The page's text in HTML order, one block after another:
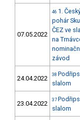
07.05.2022
46 1.
pohár
ČEZ ve
na
závod
24.04.2022 38
slalom
23.04.2022 37
slalom